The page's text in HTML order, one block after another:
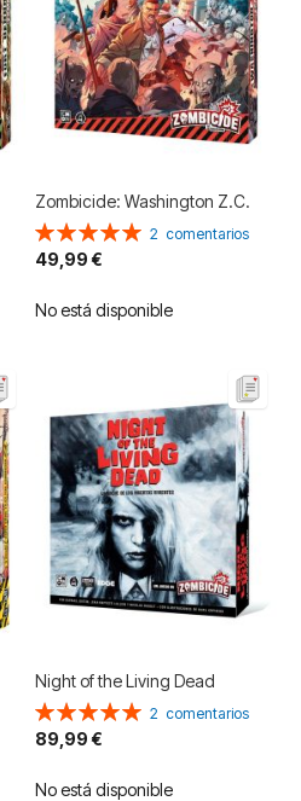
Zombicide: Washington Z.C.
Valoración:
100%
2 comentarios
49,99 €
No está disponible
Night of the Living Dead
Valoración:
100%
2 comentarios
89,99 €
No está disponible